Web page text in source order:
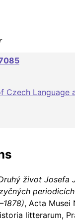
Czech Language
život Josefa
, Acta Musei
litterarum,